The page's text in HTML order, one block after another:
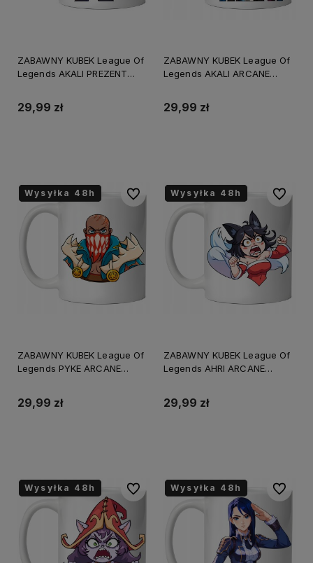
ZABAWNY KUBEK League Of
Legends AKALI PREZENT
29,99 zł
ZABAWNY KUBEK League Of
Legends AKALI ARCANE
29,99 zł
Wysyłka 48h
Wysyłka 48h
Wysyłka 48h
ZABAWNY KUBEK League Of
Legends PYKE ARCANE
29,99 zł
Do ulubionychWysyłka 48h
Wysyłka 48h
Wysyłka 48h
ZABAWNY KUBEK League Of
Legends AHRI ARCANE
29,99 zł
Do
Wysyłka 48h
Wysyłka 48h
Wysyłka 48h Do ulubionychWysyłka 48h
Wysyłka 48h
Wysyłka 48h Do